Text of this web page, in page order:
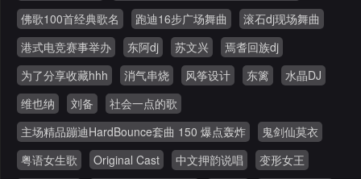
佛歌100首经典歌名
跑迪16步广场舞曲
滚石dj现场舞曲
港式电竞赛事举办
东阿dj 苏文兴
焉耆回族dj
为了分享收藏hhh
消气串烧 风筝设计 东篱
水晶DJ
维也纳
刘备
社会一点的歌
主场精品蹦迪HardBounce套曲 150 爆点轰炸
鬼剑仙莫衣
粤语女生歌
Original Cast 中文押韵说唱
变形女王